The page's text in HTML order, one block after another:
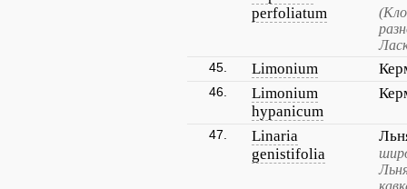
perfoliatum
45. Limonium
46.
Limonium
hypanicum
47.
Linaria
genistifolia